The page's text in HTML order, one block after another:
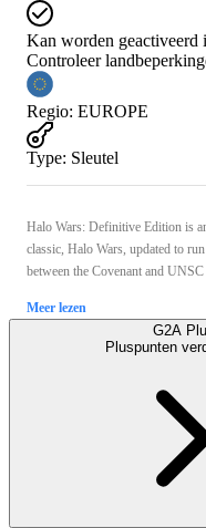
Kan worden geactiveerd
Controleer
Regio: EUROPE
Type: Sleutel
Halo Wars: Definitive Edition is
classic, Halo Wars, updated to
between the Covenant and
Meer lezen
G2A
Pluspunten